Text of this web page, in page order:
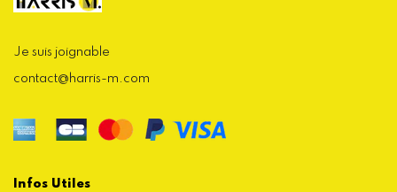
Je suis joignable
contact@harris-m.com
Infos Utiles